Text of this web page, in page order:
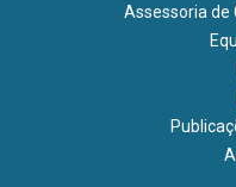
Assessoria de